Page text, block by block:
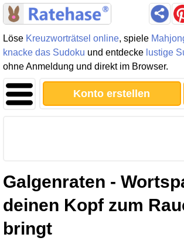
Löse Kreuzworträtsel online, spiele
knacke das Sudoku und entdecke lustige
ohne Anmeldung und direkt im Browser.
Konto erstellen
Galgenraten -
deinen Kopf zum
bringt